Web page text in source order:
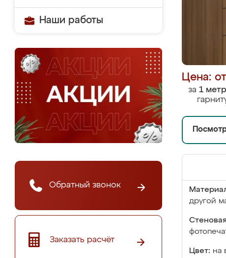
Наши работы
Обратный звонок
Заказать расчёт
Цена:
за 1 метр
другой
Цвет: на